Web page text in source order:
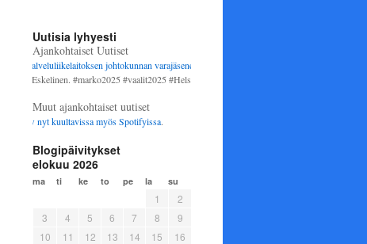
Uutisia lyhyesti
Ajankohtaiset Uutiset
johtokunnan varajäseneksi1.6.2025 alkaen. Varsinaisena
#marko2025 #vaalit2025 #Helsinki #perussuomalaiset
Muut ajankohtaiset uutiset
nyt kuultavissa myösSpotifyissa.
Blogipäivitykset
elokuu 2026
ma ti ke to pe la su
1
2
3
4 5 6 7 8
9
10
11 12 13 14 15
16